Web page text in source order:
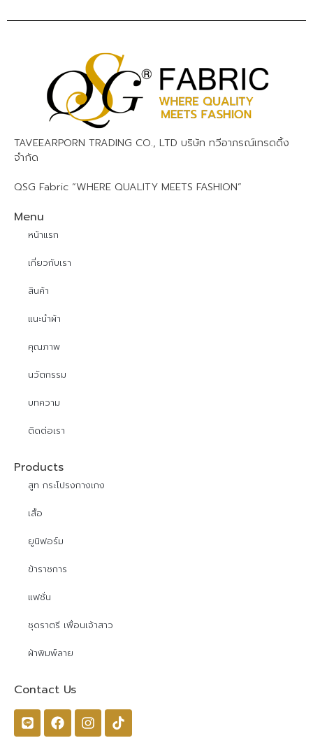
TAVEEARPORN TRADING CO., LTD บริษัท ทวีอาภรณ์เทรดดิ้ง
จำกัด
QSG Fabric “WHERE QUALITY MEETS FASHION”
Menu
หน้าแรก
เกี่ยวกับเรา
สินค้า
แนะนำผ้า
คุณภาพ
นวัตกรรม
บทความ
ติดต่อเรา
Products
สูท กระโปรงกางเกง
เสื้อ
ยูนิฟอร์ม
ข้าราชการ
แฟชั่น
ชุดราตรี เพื่อนเจ้าสาว
ผ้าพิมพ์ลาย
Contact Us